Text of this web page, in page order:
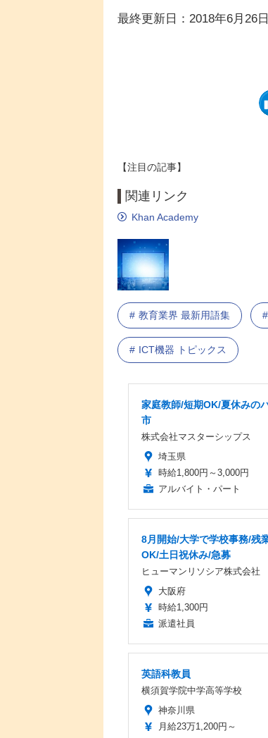
最終更新日：2018年6月26
【注目の記事】
関連リンク
Khan Academy
教育業界 最新用語集
ICT機器 トピックス
家庭教師/短期OK/夏休みの
市
株式会社マスターシップス
埼玉県
時給1,800円～3,000円
アルバイト・パート
8月開始/大学で学校事務/残
OK/土日祝休み/急募
ヒューマンリソシア株式会社
大阪府
時給1,300円
派遣社員
英語科教員
横須賀学院中学高等学校
神奈川県
月給23万1,200円～